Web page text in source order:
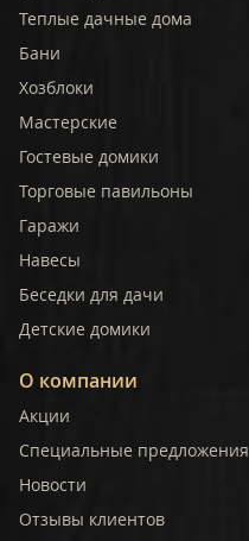
Теплые дачные дома
Бани
Хозблоки
Мастерские
Гостевые домики
Торговые павильоны
Гаражи
Навесы
Беседки для дачи
Детские домики
О компании
Акции
Специальные предложения
Новости
Отзывы клиентов